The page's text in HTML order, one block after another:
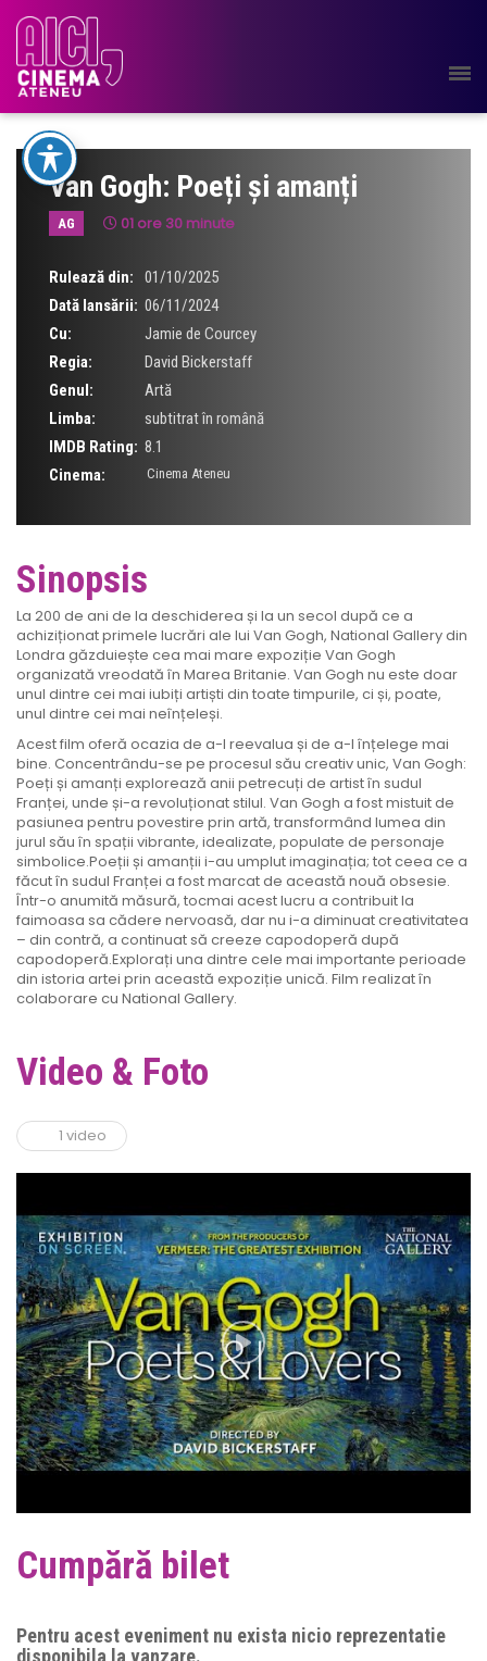
Van Gogh: Poeți și amanți
AG 01 ore 30 minute
Rulează din:
01/10/2025
Dată lansării: 06/11/2024
Cu:
Jamie de Courcey
Regia:
David Bickerstaff
Genul:
Artă
Limba:
subtitrat în română
IMDB Rating: 8.1
Cinema:
Cinema Ateneu
Sinopsis
La 200 de ani de la deschiderea și la un secol după ce a
achiziționat primele lucrări ale lui Van Gogh, National Gallery din
Londra găzduiește cea mai mare expoziție Van Gogh
organizată vreodată în Marea Britanie. Van Gogh nu este doar
unul dintre cei mai iubiți artiști din toate timpurile, ci și, poate,
unul dintre cei mai neînțeleși.
Acest film oferă ocazia de a-l reevalua și de a-l înțelege mai
bine. Concentrându-se pe procesul său creativ unic, Van Gogh:
Poeți și amanți explorează anii petrecuți de artist în sudul
Franței, unde și-a revoluționat stilul. Van Gogh a fost mistuit de
pasiunea pentru povestire prin artă, transformând lumea din
jurul său în spații vibrante, idealizate, populate de personaje
simbolice.Poeții și amanții i-au umplut imaginația; tot ceea ce a
făcut în sudul Franței a fost marcat de această nouă obsesie.
Într-o anumită măsură, tocmai acest lucru a contribuit la
faimoasa sa cădere nervoasă, dar nu i-a diminuat creativitatea
– din contră, a continuat să creeze capodoperă după
capodoperă.Explorați una dintre cele mai importante perioade
din istoria artei prin această expoziție unică. Film realizat în
colaborare cu National Gallery.
Video & Foto
1 video
Cumpără bilet
Pentru acest eveniment nu exista nicio reprezentatie
disponibila la vanzare.